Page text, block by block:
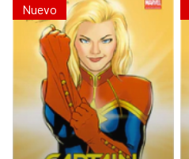
Nuevo